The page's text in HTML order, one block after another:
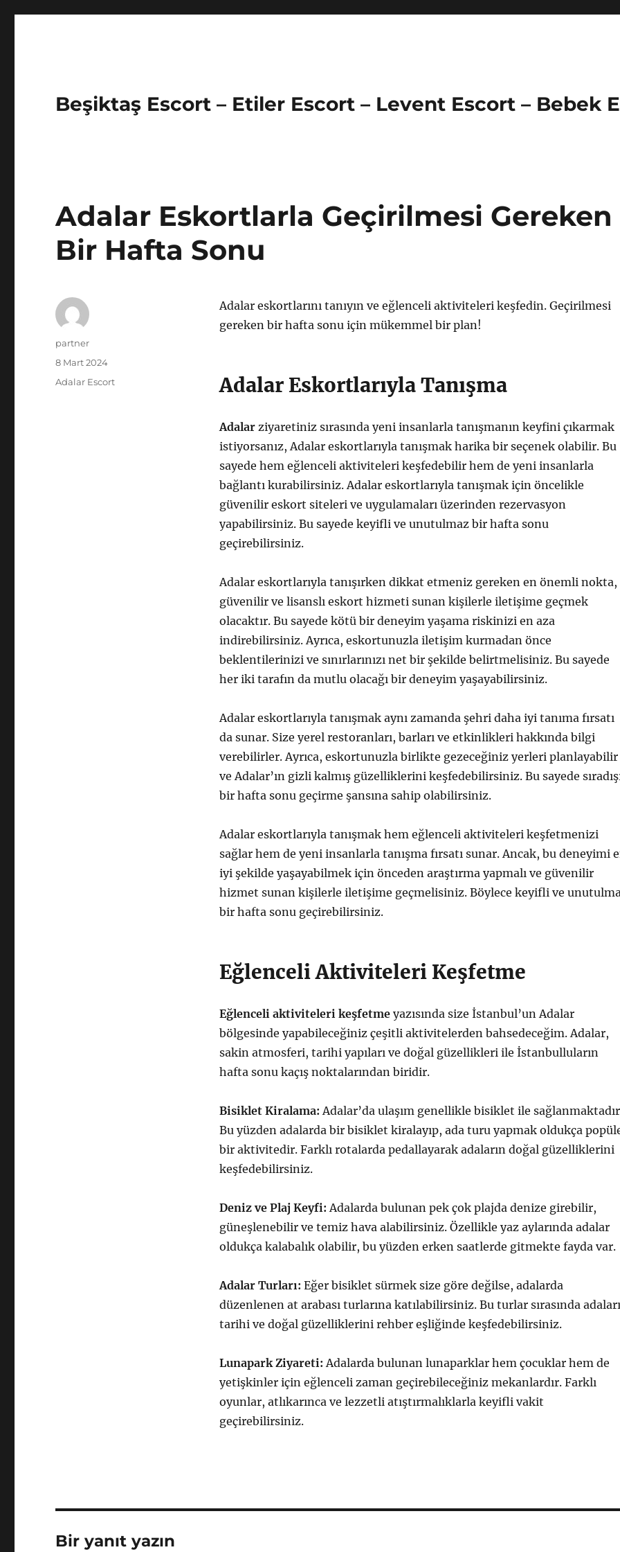
Beşiktaş Escort – Etiler Escort – Levent Escort – Bebek
Adalar Eskortlarla Geçirilmesi Gereken
Bir Hafta Sonu
Adalar eskortlarını tanıyın ve eğlenceli aktiviteleri keşfedin. Geçirilmesi
gereken bir hafta sonu için mükemmel bir plan!
Adalar Eskortlarıyla Tanışma
Adalarziyaretiniz sırasında yeni insanlarla tanışmanın keyfini çıkarmak
istiyorsanız, Adalar eskortlarıyla tanışmak harika bir seçenek olabilir. Bu
sayede hem eğlenceli aktiviteleri keşfedebilir hem de yeni insanlarla
bağlantı kurabilirsiniz. Adalar eskortlarıyla tanışmak için öncelikle
güvenilir eskort siteleri ve uygulamaları üzerinden rezervasyon
yapabilirsiniz. Bu sayede keyifli ve unutulmaz bir hafta sonu
geçirebilirsiniz.
Adalar eskortlarıyla tanışırken dikkat etmeniz gereken en önemli nokta,
güvenilir ve lisanslı eskort hizmeti sunan kişilerle iletişime geçmek
olacaktır. Bu sayede kötü bir deneyim yaşama riskinizi en aza
indirebilirsiniz. Ayrıca, eskortunuzla iletişim kurmadan önce
beklentilerinizi ve sınırlarınızı net bir şekilde belirtmelisiniz. Bu sayede
her iki tarafın da mutlu olacağı bir deneyim yaşayabilirsiniz.
Adalar eskortlarıyla tanışmak aynı zamanda şehri daha iyi tanıma fırsatı
da sunar. Size yerel restoranları, barları ve etkinlikleri hakkında bilgi
verebilirler. Ayrıca, eskortunuzla birlikte gezeceğiniz yerleri planlayabilir
ve Adalar’ın gizli kalmış güzelliklerini keşfedebilirsiniz. Bu sayede
bir hafta sonu geçirme şansına sahip olabilirsiniz.
Adalar eskortlarıyla tanışmak hem eğlenceli aktiviteleri keşfetmenizi
sağlar hem de yeni insanlarla tanışma fırsatı sunar. Ancak, bu deneyimi
iyi şekilde yaşayabilmek için önceden araştırma yapmalı ve güvenilir
hizmet sunan kişilerle iletişime geçmelisiniz. Böylece keyifli ve
bir hafta sonu geçirebilirsiniz.
Eğlenceli Aktiviteleri Keşfetme
Eğlenceli aktiviteleri keşfetmeyazısında size İstanbul’un Adalar
bölgesinde yapabileceğiniz çeşitli aktivitelerden bahsedeceğim. Adalar,
sakin atmosferi, tarihi yapıları ve doğal güzellikleri ile İstanbulluların
hafta sonu kaçış noktalarından biridir.
Bisiklet Kiralama: Adalar’da ulaşım genellikle bisiklet ile
Bu yüzden adalarda bir bisiklet kiralayıp, ada turu yapmak oldukça
bir aktivitedir. Farklı rotalarda pedallayarak adaların doğal güzelliklerini
keşfedebilirsiniz.
Deniz ve Plaj Keyfi: Adalarda bulunan pek çok plajda denize girebilir,
güneşlenebilir ve temiz hava alabilirsiniz. Özellikle yaz aylarında adalar
oldukça kalabalık olabilir, bu yüzden erken saatlerde gitmekte fayda var.
Adalar Turları: Eğer bisiklet sürmek size göre değilse, adalarda
düzenlenen at arabası turlarına katılabilirsiniz. Bu turlar sırasında
tarihi ve doğal güzelliklerini rehber eşliğinde keşfedebilirsiniz.
Lunapark Ziyareti: Adalarda bulunan lunaparklar hem çocuklar hem de
yetişkinler için eğlenceli zaman geçirebileceğiniz mekanlardır. Farklı
oyunlar, atlıkarınca ve lezzetli atıştırmalıklarla keyifli vakit
geçirebilirsiniz.
Yazar
partner
Yayın
tarihi
8 Mart 2024
Kategoriler
Adalar Escort
Bir yanıt yazın